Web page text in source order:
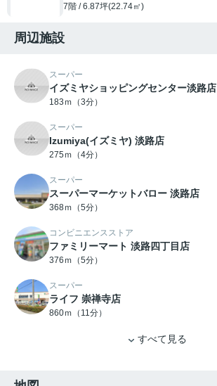
7階 / 6.87坪(22.74㎡)
周辺施設
スーパー
イズミヤショッピングセンター淡路店
183ｍ（3分）
スーパー
Izumiya(イズミヤ) 淡路店
275ｍ（4分）
スーパー
スーパーマーケットバロー 淡路店
368ｍ（5分）
コンビニエンスストア
ファミリーマート 淡路四丁目店
376ｍ（5分）
スーパー
ライフ 崇禅寺店
860ｍ（11分）
すべて見る